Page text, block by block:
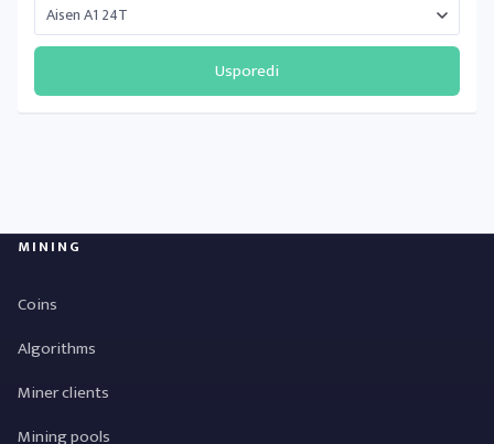
Usporedi
MINING
Coins
Algorithms
Miner clients
Mining pools